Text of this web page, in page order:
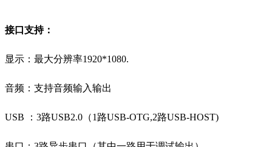
接口支持：
显示：最大分辨率1920*1080.
音频：支持音频输入输出
USB ：3路USB2.0（1路USB-OTG,2路USB-HOST)